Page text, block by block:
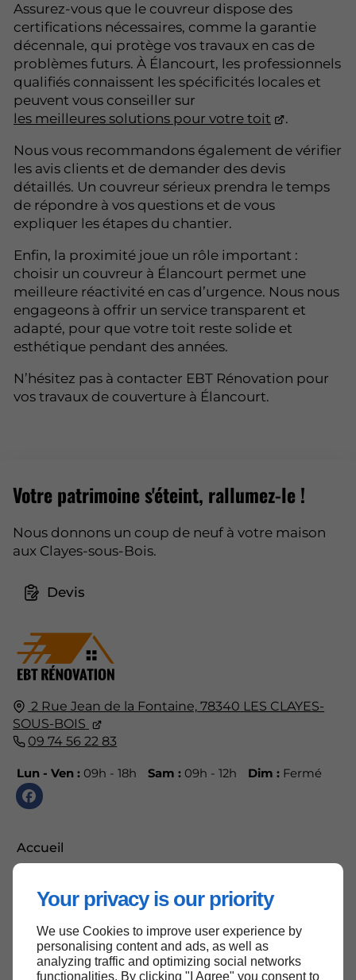
Your privacy is our priority
We use Cookies to improve user experience by
personalising content and ads, as well as
analyzing traffic and optimizing social networks
functionalities. By clicking "I Agree" you consent to
Assurez-vous que le couvreur dispose des
certifications nécessaires, comme la garantie
décennale, qui protège vos travaux en cas de
problèmes futurs. À Élancourt, les professionnels
qualifiés connaissent les spécificités locales et
peuvent vous conseiller sur
les meilleures solutions pour votre toit
.
Nous vous recommandons également de vérifier
les avis clients et de demander des devis
détaillés. Un couvreur sérieux prendra le temps
de répondre à vos questions et de vous
expliquer les étapes du chantier.
Enfin, la proximité joue un rôle important :
choisir un couvreur à Élancourt permet une
meilleure réactivité en cas d’urgence. Nous nous
engageons à offrir un service transparent et
adapté, pour que votre toit reste solide et
esthétique pendant des années.
N’hésitez pas à contacter EBT Rénovation pour
vos travaux de couverture à Élancourt.
2 Rue Jean de la Fontaine, 78340 LES CLAYES-
SOUS-BOIS
09 74 56 22 83
Lun - Ven :09h - 18h Sam :09h - 12h Dim : Fermé
Accueil
Mentions légales
Plan du site
Votre patrimoine s'éteint, rallumez-le !
Nous donnons un coup de neuf à votre maison
aux Clayes-sous-Bois.
Devis